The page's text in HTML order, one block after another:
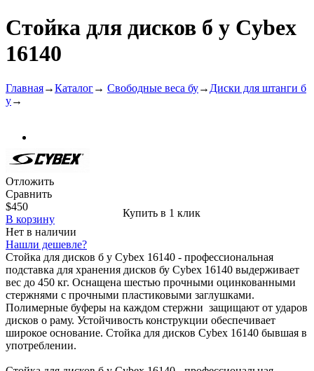
Стойка для дисков б у Cybex
16140
Главная→Каталог→ Свободные веса бу→ Диски для штанги б
у→
Отложить
Сравнить
$450
В корзину
Купить в 1 клик
Нет в наличии
Нашли дешевле?
Стойка для дисков б у Cybex 16140 - профессиональная
подставка для хранения дисков бу Cybex 16140 выдерживает
вес до 450 кг. Оснащена шестью прочными оцинкованными
стержнями с прочными пластиковыми заглушками.
Полимерные буферы на каждом стержни защищают от ударов
дисков о раму. Устойчивость конструкции обеспечивает
широкое основание. Стойка для дисков Cybex 16140 бывшая в
употреблении.